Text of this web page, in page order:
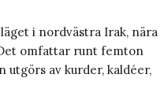
i nordvästra Irak, nära
omfattar runt femton
utgörs av kurder, kaldéer,